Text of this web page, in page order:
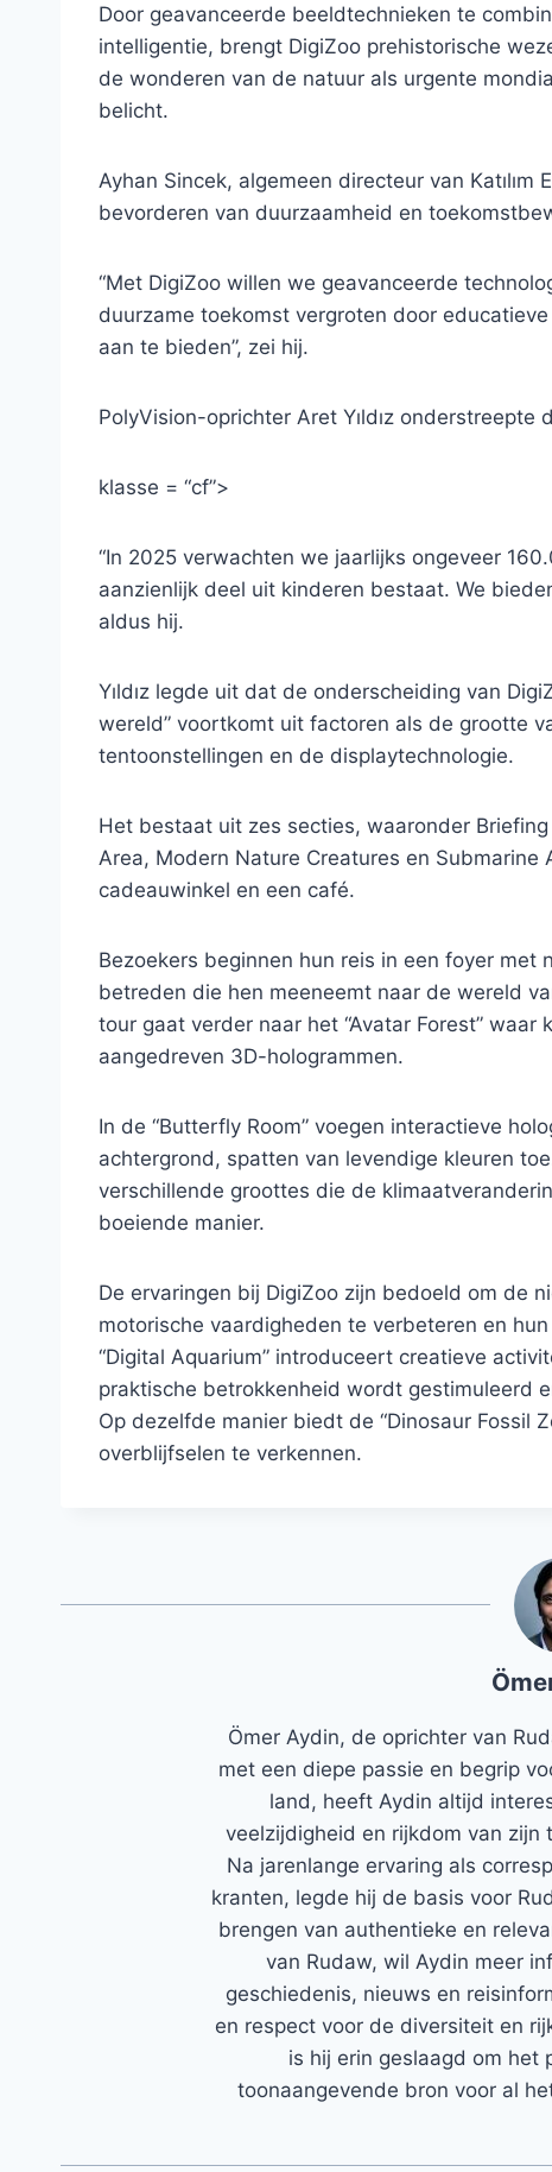
Door geavanceerde beeldtechnieken te
intelligentie, brengt DigiZoo prehistorische
de wonderen van de natuur als urgente
belicht.
Ayhan Sincek, algemeen directeur van
bevorderen van duurzaamheid en
“Met DigiZoo willen we geavanceerde
duurzame toekomst vergroten door
aan te bieden”, zei hij.
PolyVision-oprichter Aret Yıldız
klasse = “cf”>
“In 2025 verwachten we jaarlijks ongeveer
aanzienlijk deel uit kinderen bestaat. We
aldus hij.
Yıldız legde uit dat de onderscheiding van
wereld” voortkomt uit factoren als de grootte
tentoonstellingen en de displaytechnologie.
Het bestaat uit zes secties, waaronder
Area, Modern Nature Creatures en
cadeauwinkel en een café.
Bezoekers beginnen hun reis in een foyer
betreden die hen meeneemt naar de wereld
tour gaat verder naar het “Avatar Forest”
aangedreven 3D-hologrammen.
In de “Butterfly Room” voegen interactieve
achtergrond, spatten van levendige kleuren
verschillende groottes die de
boeiende manier.
De ervaringen bij DigiZoo zijn bedoeld om de
motorische vaardigheden te verbeteren en
“Digital Aquarium” introduceert creatieve
praktische betrokkenheid wordt gestimuleerd
Op dezelfde manier biedt de “Dinosaur Fossil
overblijfselen te verkennen.
Ömer Aydin, de oprichter van
met een diepe passie en begrip
land, heeft Aydin altijd
veelzijdigheid en rijkdom van
Na jarenlange ervaring als
kranten, legde hij de basis voor
brengen van authentieke en
van Rudaw, wil Aydin meer
geschiedenis, nieuws en
en respect voor de diversiteit en
is hij erin geslaagd om het
toonaangevende bron voor al